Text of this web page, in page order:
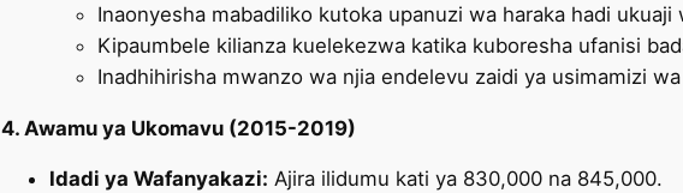
Inaonyesha mabadiliko kutoka upanuzi wa haraka hadi ukuaji
Kipaumbele kilianza kuelekezwa katika kuboresha ufanisi
Inadhihirisha mwanzo wa njia endelevu zaidi ya usimamizi
4. Awamu ya Ukomavu (2015-2019)
Idadi ya Wafanyakazi: Ajira ilidumu kati ya 830,000 na 845,000.